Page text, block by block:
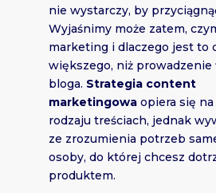
nie wystarczy, by
Wyjaśnimy może zatem,
marketing i dlaczego jest to
większego, niż prowadzenie
bloga. Strategia content
marketingowaopiera się
rodzaju treściach, jednak
ze zrozumienia potrzeb
osoby, do której chcesz
produktem.